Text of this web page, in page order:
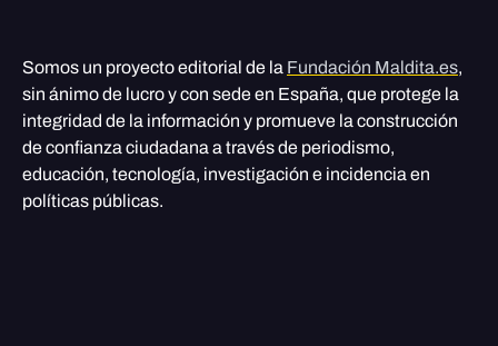
Somos un proyecto editorial de la Fundación Maldita.es,
sin ánimo de lucro y con sede en España, que protege la
integridad de la información y promueve la construcción
de confianza ciudadana a través de periodismo,
educación, tecnología, investigación e incidencia en
políticas públicas.